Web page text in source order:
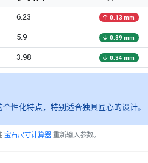
6.23 0.13 mm
5.9 0.39 mm
3.98 0.34 mm
性化特点，特别适合独具匠心的设计。
宝石尺寸计算器 重新输入参数。